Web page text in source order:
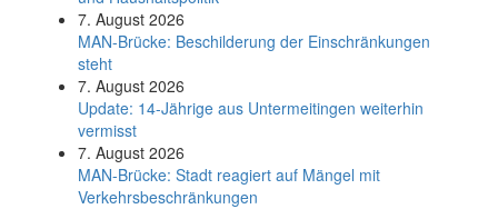
7. August 2026
MAN-Brücke: Beschilderung der Einschränkungen
steht
7. August 2026
Update: 14-Jährige aus Untermeitingen weiterhin
vermisst
7. August 2026
MAN-Brücke: Stadt reagiert auf Mängel mit
Verkehrsbeschränkungen